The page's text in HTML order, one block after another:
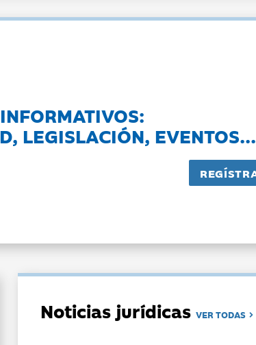
LEGISLACIÓN, EVENTOS...
Noticias jurídicasVER TODAS